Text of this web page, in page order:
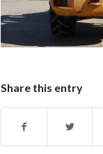
Share this entry